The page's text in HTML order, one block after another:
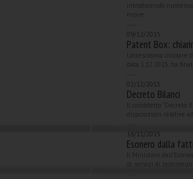
introducendo
more
09/12/2015
Patent Box:
L’attesissima
data 1.12.2015, ha
02/12/2015
Decreto Bilanci
Il cosiddetto “Decreto
disposizioni relative
16/11/2015
Esonero dalla
Il Ministero
di servizi di